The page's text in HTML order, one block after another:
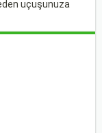
uçuşunuza